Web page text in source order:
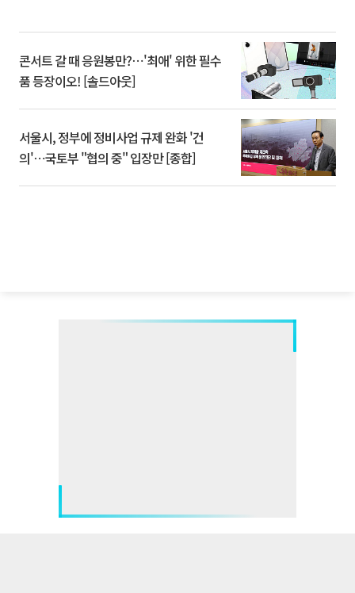
콘서트 갈 때 응원봉만?⋯'최애' 위한 필수
품 등장이오! [솔드아웃]
서울시, 정부에 정비사업 규제 완화 '건
의'⋯국토부 "협의 중" 입장만 [종합]